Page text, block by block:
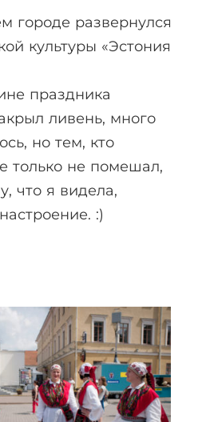
городе развернулся
культуры «Эстония
праздника
ливень, много
но тем, кто
только не помешал,
что я видела,
:)